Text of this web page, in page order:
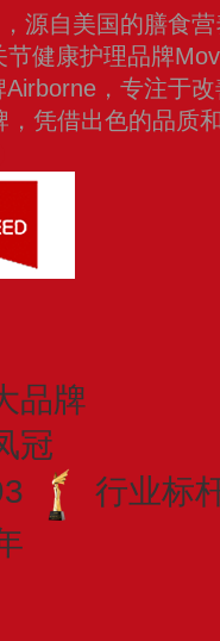
源自美国的膳食
健康护理品牌
，专注于
，凭借出色的品质
品牌
冠
行业标